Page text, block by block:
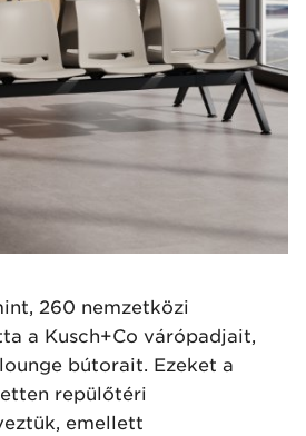
260 nemzetközi
a Kusch+Co várópadjait,
bútorait. Ezeket a
repülőtéri
emellett